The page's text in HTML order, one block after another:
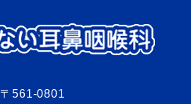
〒561-0801